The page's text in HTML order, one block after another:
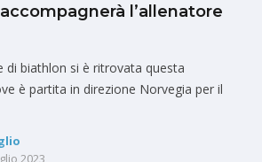
l’allenatore
di biathlon si è ritrovata questa
è partita in direzione Norvegia per il
2023